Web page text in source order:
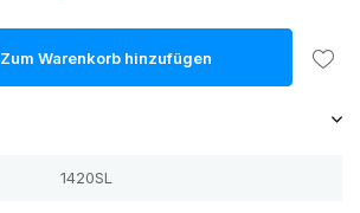
Zum Warenkorb hinzufügen
1420SL